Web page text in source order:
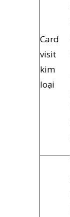
Card
visit
kim
loại